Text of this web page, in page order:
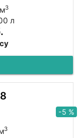
3
л
-5 %
3